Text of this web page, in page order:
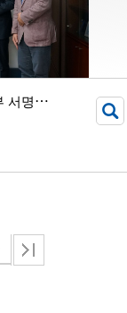
경
제학부 이종걸 명예교수, 장학금 기부 서명식 개최